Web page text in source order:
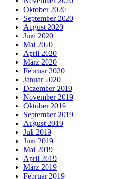
Oktober 2020
September 2020
August 2020
Juni 2020
Mai 2020
April 2020
März 2020
Februar 2020
Januar 2020
Dezember 2019
November 2019
Oktober 2019
September 2019
August 2019
Juli 2019
Juni 2019
Mai 2019
April 2019
März 2019
Februar 2019